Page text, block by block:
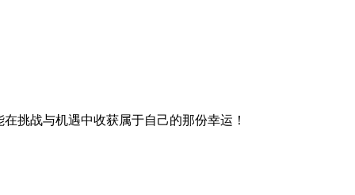
挑战与机遇中收获属于自己的那份幸运！